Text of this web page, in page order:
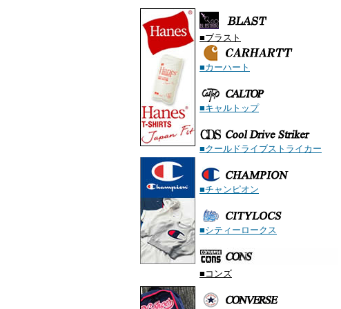
■ブラスト
■カーハート
■キャルトップ
■クールドライブストライカー
■チャンピオン
■シティーロークス
■コンズ